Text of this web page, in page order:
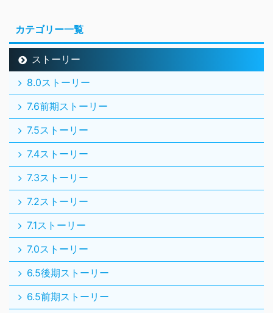
カテゴリー一覧
ストーリー
8.0ストーリー
7.6前期ストーリー
7.5ストーリー
7.4ストーリー
7.3ストーリー
7.2ストーリー
7.1ストーリー
7.0ストーリー
6.5後期ストーリー
6.5前期ストーリー